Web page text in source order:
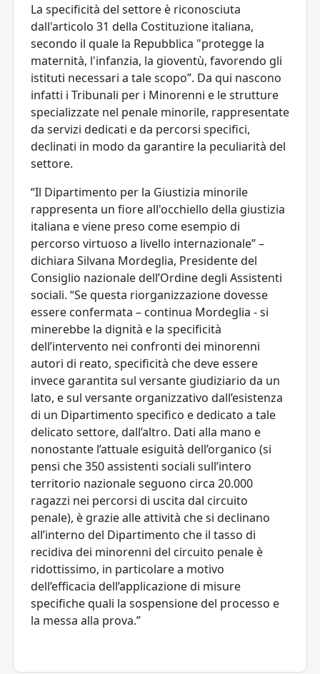
La specificità del settore è riconosciuta
dall'articolo 31 della Costituzione italiana,
secondo il quale la Repubblica "protegge la
maternità, l'infanzia, la gioventù, favorendo gli
istituti necessari a tale scopo”. Da qui nascono
infatti i Tribunali per i Minorenni e le strutture
specializzate nel penale minorile, rappresentate
da servizi dedicati e da percorsi specifici,
declinati in modo da garantire la peculiarità del
settore.
“Il Dipartimento per la Giustizia minorile
rappresenta un fiore all'occhiello della giustizia
italiana e viene preso come esempio di
percorso virtuoso a livello internazionale” –
dichiara Silvana Mordeglia, Presidente del
Consiglio nazionale dell’Ordine degli Assistenti
sociali. “Se questa riorganizzazione dovesse
essere confermata – continua Mordeglia - si
minerebbe la dignità e la specificità
dell’intervento nei confronti dei minorenni
autori di reato, specificità che deve essere
invece garantita sul versante giudiziario da un
lato, e sul versante organizzativo dall’esistenza
di un Dipartimento specifico e dedicato a tale
delicato settore, dall’altro. Dati alla mano e
nonostante l’attuale esiguità dell’organico (si
pensi che 350 assistenti sociali sull’intero
territorio nazionale seguono circa 20.000
ragazzi nei percorsi di uscita dal circuito
penale), è grazie alle attività che si declinano
all’interno del Dipartimento che il tasso di
recidiva dei minorenni del circuito penale è
ridottissimo, in particolare a motivo
dell’efficacia dell’applicazione di misure
specifiche quali la sospensione del processo e
la messa alla prova.”